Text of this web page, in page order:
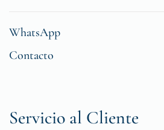
WhatsApp
Contacto
Servicio al Cliente